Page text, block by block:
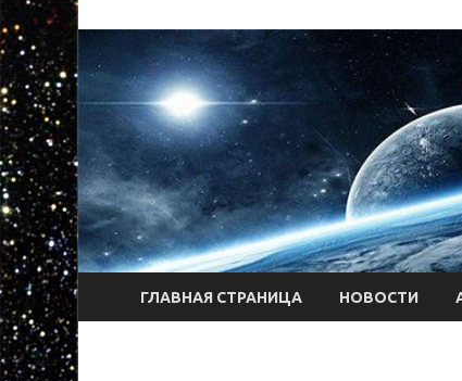
ГЛАВНАЯ СТРАНИЦА НОВОСТИ